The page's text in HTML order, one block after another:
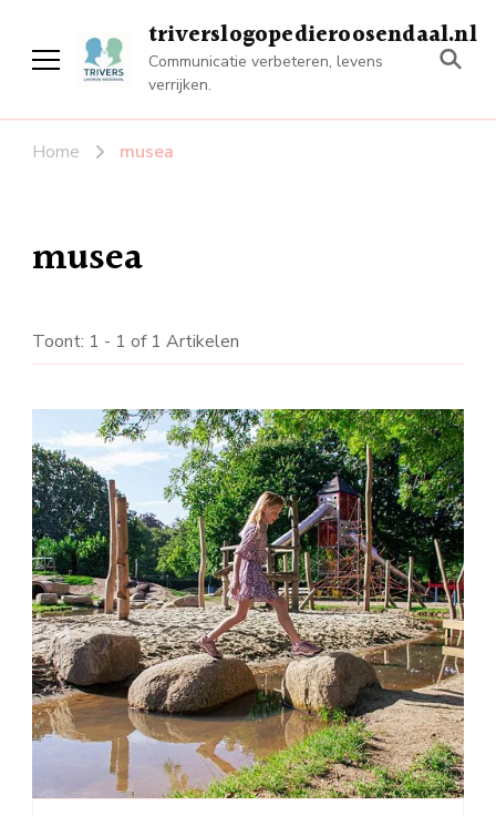
triverslogopedieroosendaal.nl
Communicatie verbeteren, levens
verrijken.
Home musea
musea
Toont: 1 - 1 of 1 Artikelen